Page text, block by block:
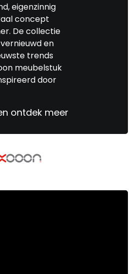
eigenzinnig
concept
De collectie
en
trends
meubelstuk
door
ontdek meer